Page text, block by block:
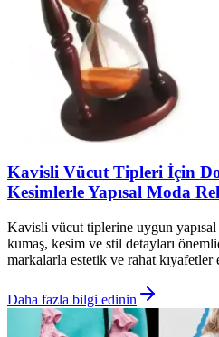
Kavisli Vücut Tipleri İçin
Kesimlerle Yapısal Moda
Kavisli vücut tiplerine uygun
kumaş, kesim ve stil detayları
markalarla estetik ve rahat kıyafetler
Daha fazla bilgi edinin